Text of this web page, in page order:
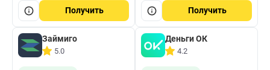
Получить Получить
Займиго
5.0
Деньги ОК
4.2